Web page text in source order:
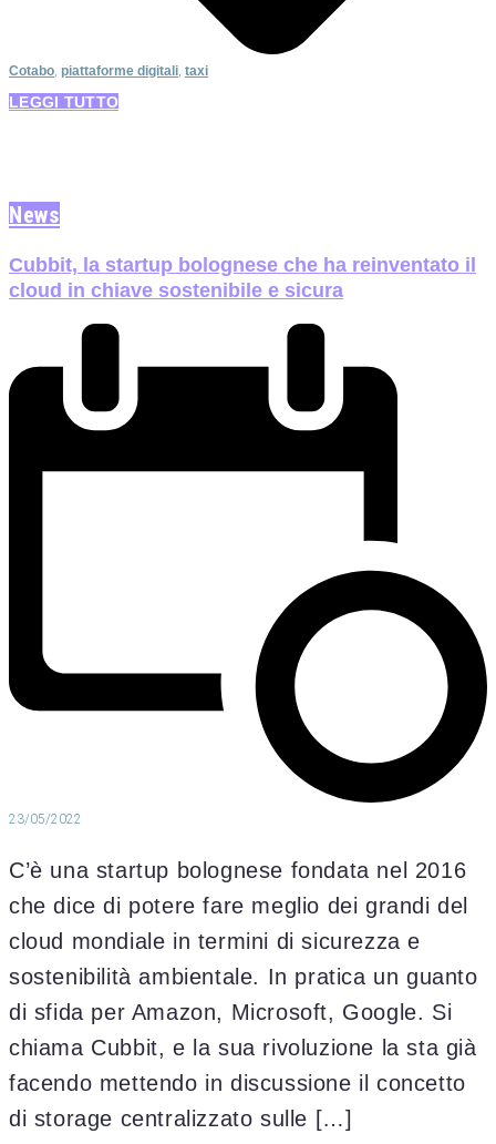
Cotabo piattaforme digitali taxi
LEGGI TUTTO
News
Cubbit, la startup bolognese che ha reinventato il
cloud in chiave sostenibile e sicura
23/05/2022
C’è una startup bolognese fondata nel 2016
che dice di potere fare meglio dei grandi del
cloud mondiale in termini di sicurezza e
sostenibilità ambientale. In pratica un guanto
di sfida per Amazon, Microsoft, Google. Si
chiama Cubbit, e la sua rivoluzione la sta già
facendo mettendo in discussione il concetto
di storage centralizzato sulle […]